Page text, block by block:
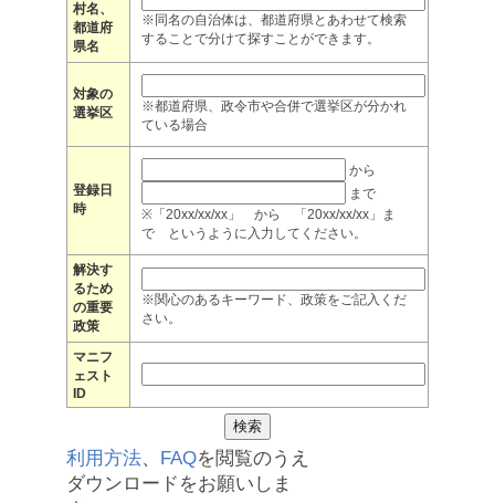
村名、
都道府
県名
※同名の自治体は、都道府県とあわせて検索
することで分けて探すことができます。
対象の
選挙区
※都道府県、政令市や合併で選挙区が分かれ
ている場合
登録日
時
から
まで
※「20xx/xx/xx」 から 「20xx/xx/xx」ま
で というように入力してください。
解決す
るため
の重要
政策
※関心のあるキーワード、政策をご記入くだ
さい。
マニフ
ェスト
ID
利用方法、 FAQを閲覧のうえ
ダウンロードをお願いしま